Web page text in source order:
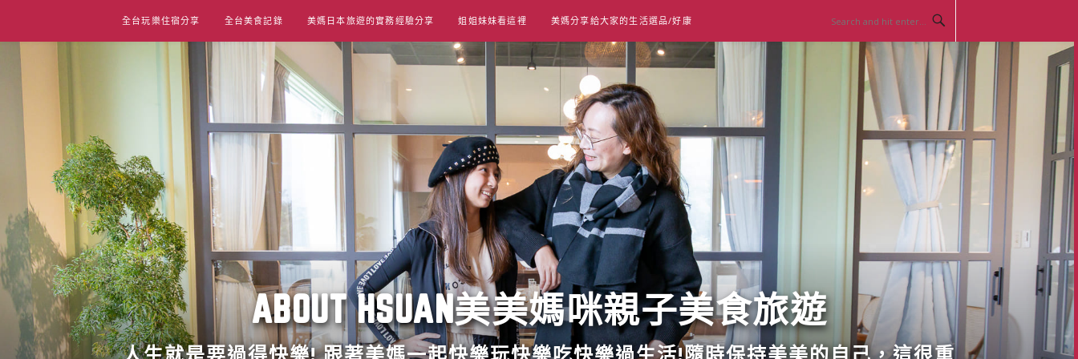
content
全台玩樂住宿分享 全台美食記錄 美媽日本旅遊的實務經驗分享 姐姐妹妹看這裡 美媽分享給大家的生活選品/好康
ABOUT HSUAN美美媽咪親子美食旅遊